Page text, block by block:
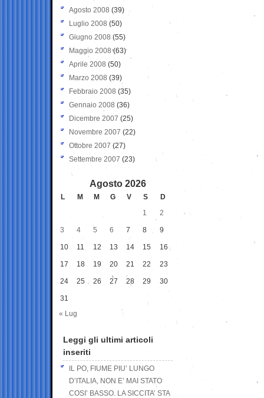
Agosto 2008 (39)
Luglio 2008 (50)
Giugno 2008 (55)
Maggio 2008(63)
Aprile 2008 (50)
Marzo 2008 (39)
Febbraio 2008 (35)
Gennaio 2008 (36)
Dicembre 2007 (25)
Novembre 2007 (22)
Ottobre 2007 (27)
Settembre 2007 (23)
Agosto 2026
L M M G V S
D
1
2
3 4 5 6 7 8 9
10 11 12 13 14 15 16
17 18 19 20 21 22 23
24 25 26 27 28 29 30
31
« Lug
Leggi gli ultimi articoli
inseriti
IL PO, FIUME PIU’ LUNGO
D’ITALIA, NON E’ MAI STATO
COSI’ BASSO. LA SICCITA’ STA